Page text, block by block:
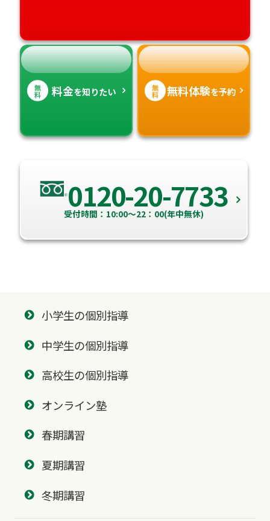
無
料 料金を知りたい 無
料 無料体験を予約
0120-20-7733
受付時間：10:00～22：00(年中無休)
小学生の個別指導
中学生の個別指導
高校生の個別指導
オンライン塾
春期講習
夏期講習
冬期講習